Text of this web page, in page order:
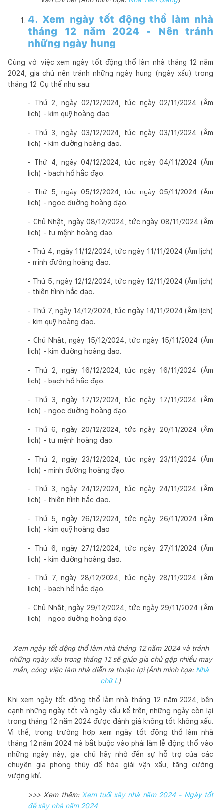
4. Xem ngày tốt động thổ làm nhà
tháng 12 năm 2024 - Nên tránh
những ngày hung
Cùng với việc xem ngày tốt động thổ làm nhà tháng 12 năm
2024, gia chủ nên tránh những ngày hung (ngày xấu) trong
tháng 12. Cụ thể như sau:
- Thứ 2, ngày 02/12/2024, tức ngày 02/11/2024 (Âm
lịch) - kim quỹ hoàng đạo.
- Thứ 3, ngày 03/12/2024, tức ngày 03/11/2024 (Âm
lịch) - kim đường hoàng đạo.
- Thứ 4, ngày 04/12/2024, tức ngày 04/11/2024 (Âm
lịch) - bạch hổ hắc đạo.
- Thứ 5, ngày 05/12/2024, tức ngày 05/11/2024 (Âm
lịch) - ngọc đường hoàng đạo.
- Chủ Nhật, ngày 08/12/2024, tức ngày 08/11/2024 (Âm
lịch) - tư mệnh hoàng đạo.
- Thứ 4, ngày 11/12/2024, tức ngày 11/11/2024 (Âm lịch)
- minh đường hoàng đạo.
- Thứ 5, ngày 12/12/2024, tức ngày 12/11/2024 (Âm lịch)
- thiên hình hắc đạo.
- Thứ 7, ngày 14/12/2024, tức ngày 14/11/2024 (Âm lịch)
- kim quỹ hoàng đạo.
- Chủ Nhật, ngày 15/12/2024, tức ngày 15/11/2024 (Âm
lịch) - kim đường hoàng đạo.
- Thứ 2, ngày 16/12/2024, tức ngày 16/11/2024 (Âm
lịch) - bạch hổ hắc đạo.
- Thứ 3, ngày 17/12/2024, tức ngày 17/11/2024 (Âm
lịch) - ngọc đường hoàng đạo.
- Thứ 6, ngày 20/12/2024, tức ngày 20/11/2024 (Âm
lịch) - tư mệnh hoàng đạo.
- Thứ 2, ngày 23/12/2024, tức ngày 23/11/2024 (Âm
lịch) - minh đường hoàng đạo.
- Thứ 3, ngày 24/12/2024, tức ngày 24/11/2024 (Âm
lịch) - thiên hình hắc đạo.
- Thứ 5, ngày 26/12/2024, tức ngày 26/11/2024 (Âm
lịch) - kim quỹ hoàng đạo.
- Thứ 6, ngày 27/12/2024, tức ngày 27/11/2024 (Âm
lịch) - kim đường hoàng đạo.
- Thứ 7, ngày 28/12/2024, tức ngày 28/11/2024 (Âm
lịch) - bạch hổ hắc đạo.
- Chủ Nhật, ngày 29/12/2024, tức ngày 29/11/2024 (Âm
lịch) - ngọc đường hoàng đạo.
Xem ngày tốt động thổ làm nhà tháng 12 năm 2024 và tránh
những ngày xấu trong tháng 12 sẽ giúp gia chủ gặp nhiều may
mắn, công việc làm nhà diễn ra thuận lợi (Ảnh minh họa: Nhà
chữ L )
Khi xem ngày tốt động thổ làm nhà tháng 12 năm 2024, bên
cạnh những ngày tốt và ngày xấu kể trên, những ngày còn lại
trong tháng 12 năm 2024 được đánh giá không tốt không xấu.
Vì thế, trong trường hợp xem ngày tốt động thổ làm nhà
tháng 12 năm 2024 mà bắt buộc vào phải làm lễ động thổ vào
những ngày này, gia chủ hãy nhờ đến sự hỗ trợ của các
chuyên gia phong thủy để hóa giải vận xấu, tăng cường
vượng khí.
>>> Xem thêm: Xem tuổi xây nhà năm 2024 - Ngày tốt
để xây nhà năm 2024